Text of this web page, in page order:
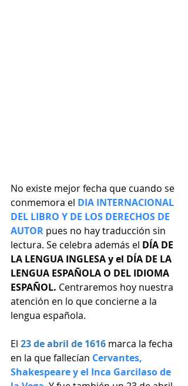
No existe mejor fecha que cuando se
conmemora el DIA INTERNACIONAL
DEL LIBRO Y DE LOS DERECHOS DE
AUTOR pues no hay traducción sin
lectura. Se celebra además el DÍA DE
LA LENGUA INGLESA y el DÍA DE LA
LENGUA ESPAÑOLA O DEL IDIOMA
ESPAÑOL. Centraremos hoy nuestra
atención en lo que concierne a la
lengua española.
El 23 de abril de 1616 marca la fecha
en la quefallecían Cervantes,
Shakespeare y el Inca Garcilaso de